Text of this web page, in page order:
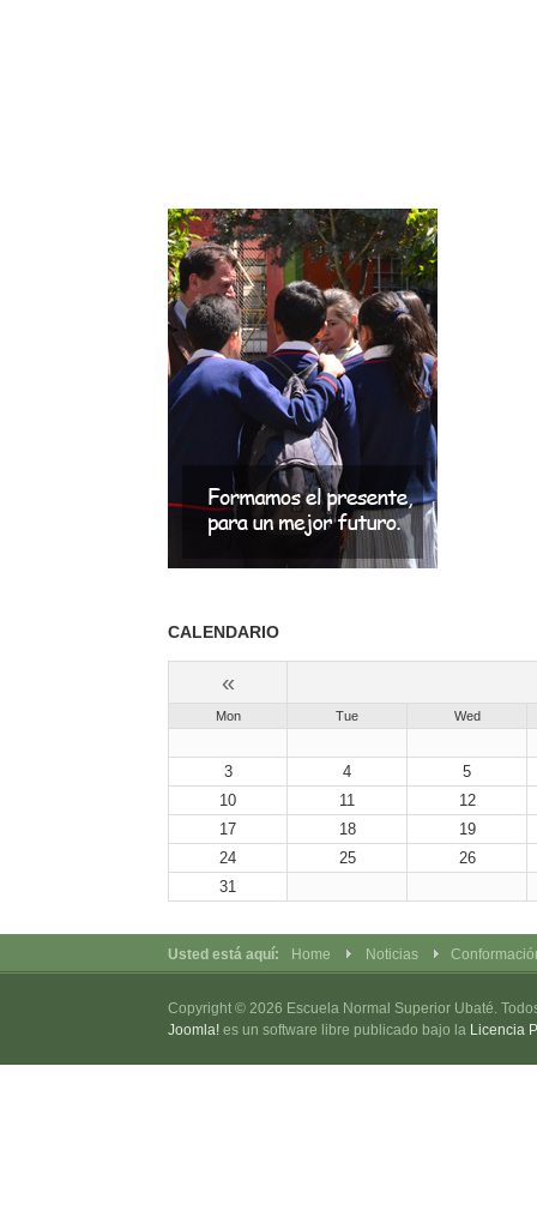
CALENDARIO
«
Mon Tue Wed
3 4
5
10
11
12
17
18
19
24
25
26
31
Usted está aquí: Home Noticias
Copyright © 2026 Escuela Normal Superior Ubaté.
Joomla! es un software libre publicado bajo la Licencia